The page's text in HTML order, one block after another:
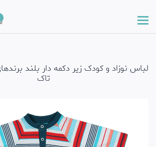
لباس نوزاد و کودک زیر دکمه دار بلند
تاک